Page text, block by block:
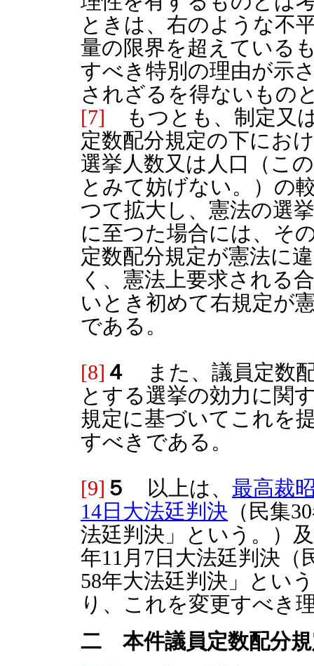
ときは、右のような不
量の限界を超えている
すべき特別の理由が示
されざるを得ないもの
[7] もつとも、制定又
定数配分規定の下にお
選挙人数又は人口（こ
とみて妨げない。）の
つて拡大し、憲法の選
に至つた場合には、そ
定数配分規定が憲法に
く、憲法上要求される
いとき初めて右規定が
である。
[8] ４
また、議員定数
とする選挙の効力に関
規定に基づいてこれを
すべきである。
[9] ５ 以上は、 最高裁
14日大法廷判決 （民集
法廷判決」という。）
年11月7日大法廷判決（
58年大法廷判決」とい
り、これを変更すべき
二 本件議員定数配分